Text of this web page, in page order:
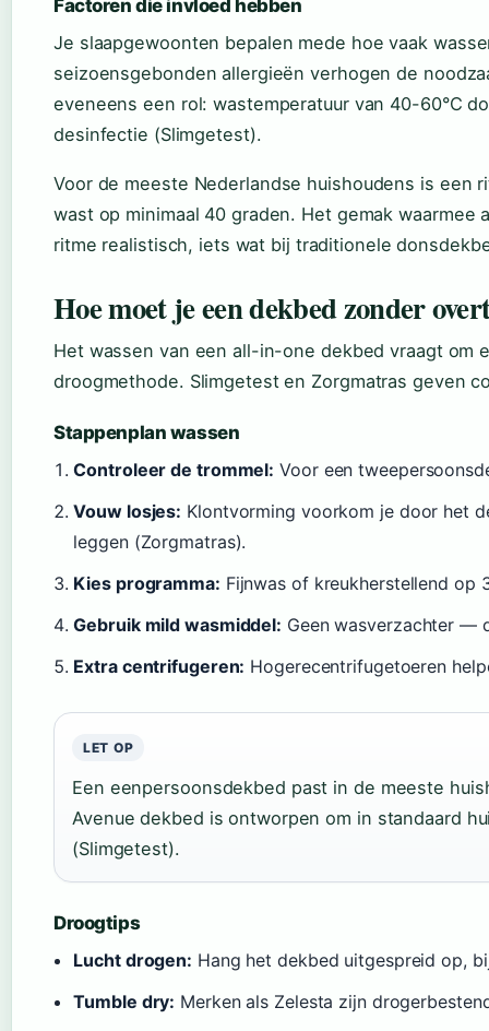
Factoren die invloed hebben
Je slaapgewoonten bepalen mede hoe vaak
seizoensgebonden allergieën verhogen de
eveneens een rol: wastemperatuur van 40-60°C
desinfectie (Slimgetest).
Voor de meeste Nederlandse huishoudens is
wast op minimaal 40 graden. Het gemak
ritme realistisch, iets wat bij traditionele
Hoe moet je een dekbed zonder
Het wassen van een all-in-one dekbed vraagt om
droogmethode. Slimgetest en Zorgmatras geven
Stappenplan wassen
Controleer de trommel: Voor een
Vouw losjes: Klontvorming voorkom je door het
leggen (Zorgmatras).
Kies programma: Fijnwas of kreukherstellend op
Gebruik mild wasmiddel: Geen wasverzachter —
Extra centrifugeren: Hogerecentrifugetoeren
LET OP
Een eenpersoonsdekbed past in de meeste
Avenue dekbed is ontworpen om in standaard
(Slimgetest).
Droogtips
Lucht drogen: Hang het dekbed uitgespreid op,
Tumble dry: Merken als Zelesta zijn